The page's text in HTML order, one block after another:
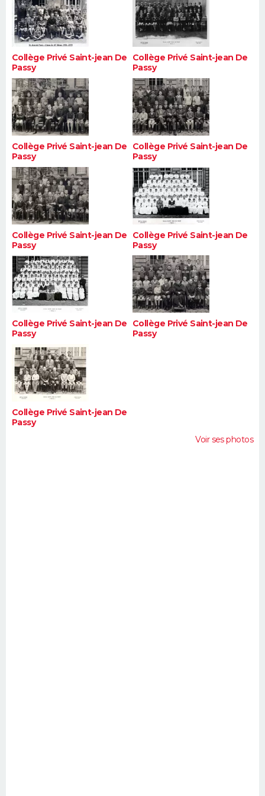
Collège Privé Saint-jean De
Passy
Collège Privé Saint-jean De
Passy
Collège Privé Saint-jean De
Passy
Collège Privé Saint-jean De
Passy
Collège Privé Saint-jean De
Passy
Collège Privé Saint-jean De
Passy
Collège Privé Saint-jean De
Passy
Collège Privé Saint-jean De
Passy
Collège Privé Saint-jean De
Passy
Voir ses photos